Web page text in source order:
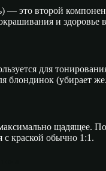
— это второй
и здоровье
для
(убирает
щадящее.
краской обычно 1:1.